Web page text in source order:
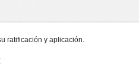
ratificación y aplicación.